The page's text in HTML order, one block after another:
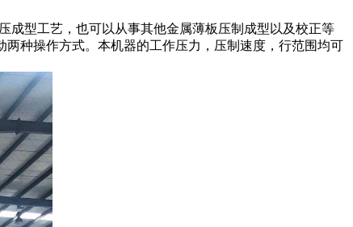
型工艺，也可以从事其他金属薄板压制成型以及校正等
种操作方式。本机器的工作压力，压制速度，行范围均可